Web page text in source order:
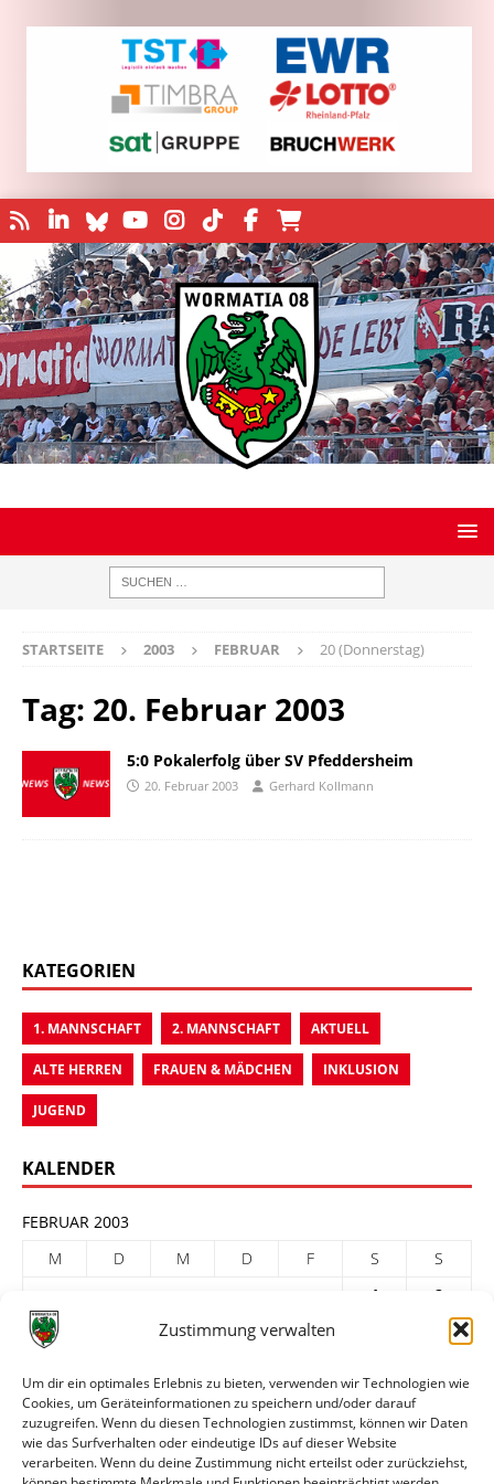
Zustimmung verwalten
Um dir ein optimales Erlebnis zu bieten, verwenden wir Technologien wie
Cookies, um Geräteinformationen zu speichern und/oder darauf
zuzugreifen. Wenn du diesen Technologien zustimmst, können wir Daten
wie das Surfverhalten oder eindeutige IDs auf dieser Website
verarbeiten. Wenn du deine Zustimmung nicht erteilst oder zurückziehst,
STARTSEITE 2003 FEBRUAR 20 (Donnerstag)
Tag: 20. Februar 2003
5:0 Pokalerfolg über SV Pfeddersheim
20. Februar 2003 Gerhard Kollmann
KATEGORIEN
1. MANNSCHAFT 2. MANNSCHAFT AKTUELL
ALTE HERREN FRAUEN & MÄDCHEN INKLUSION
JUGEND
KALENDER
FEBRUAR 2003
M
D M D F S
S
1
2
3
5 6 7
17
18 19 20 21 22
24
25 26 27
28
« Jan.
März »